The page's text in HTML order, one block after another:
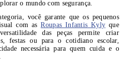
o mundo com segurança.
você garante que os pequenos
com asRoupas Infantis Kyly que
das peças permite criar
festas ou para o cotidiano escolar,
necessária para quem cuida e o